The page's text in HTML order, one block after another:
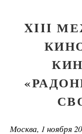
XIII
Москва, 1 ноября